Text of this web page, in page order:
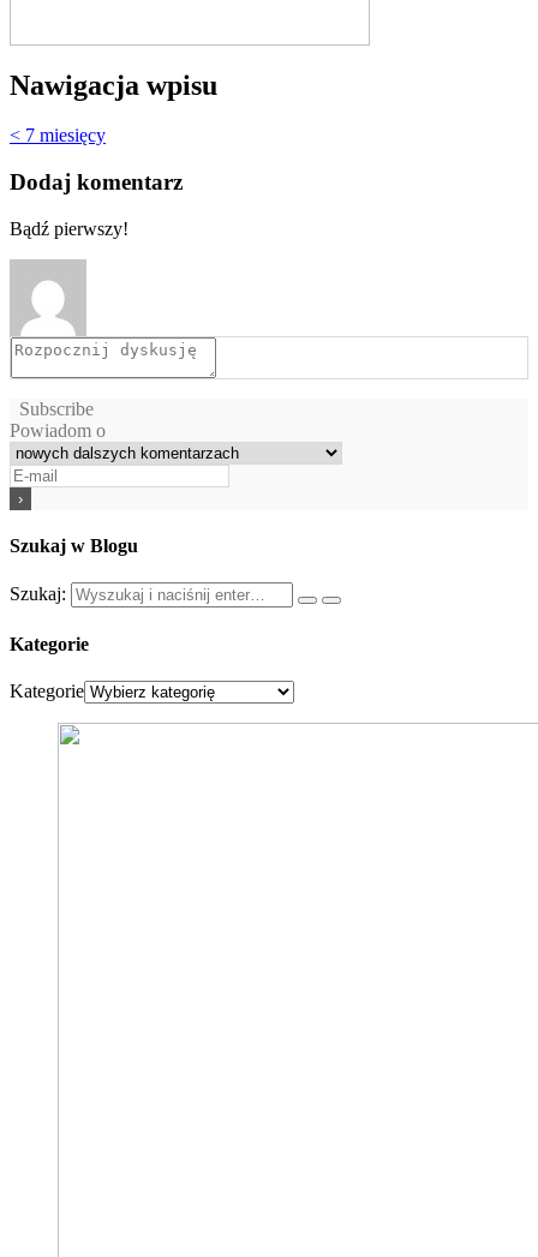
Nawigacja wpisu
< 7 miesięcy
Dodaj komentarz
Bądź pierwszy!
Subscribe
Powiadom o
Szukaj w Blogu
Szukaj:
Kategorie
Kategorie